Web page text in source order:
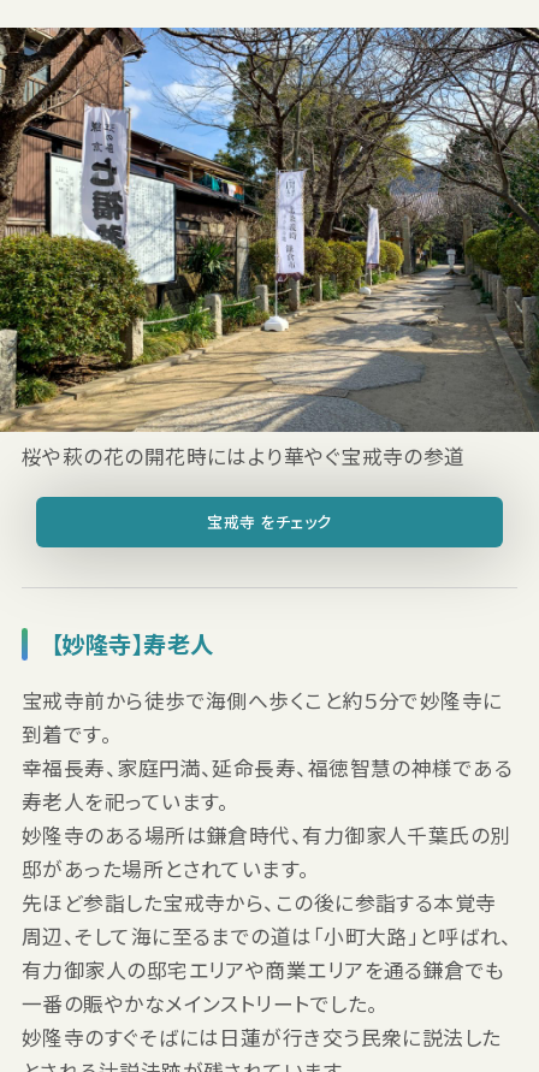
桜や萩の花の開花時にはより華やぐ宝戒寺の参道
宝戒寺 をチェック
【妙隆寺】寿老人
宝戒寺前から徒歩で海側へ歩くこと約５分で妙隆寺に
到着です。
幸福長寿、家庭円満、延命長寿、福徳智慧の神様である
寿老人を祀っています。
妙隆寺のある場所は鎌倉時代、有力御家人千葉氏の別
邸があった場所とされています。
先ほど参詣した宝戒寺から、この後に参詣する本覚寺
周辺、そして海に至るまでの道は「小町大路」と呼ばれ、
有力御家人の邸宅エリアや商業エリアを通る鎌倉でも
一番の賑やかなメインストリートでした。
妙隆寺のすぐそばには日蓮が行き交う民衆に説法した